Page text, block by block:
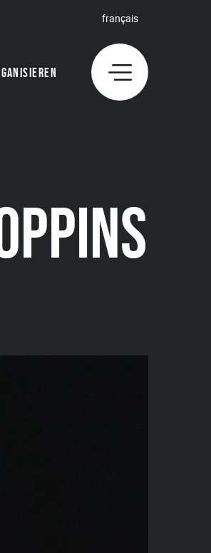
français